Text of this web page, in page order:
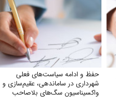
حفظ و ادامه سیاست‌های فعلی
شهرداری در ساماندهی، عقیم‌سازی و
واکسیناسیون سگ‌های بلاصاحب